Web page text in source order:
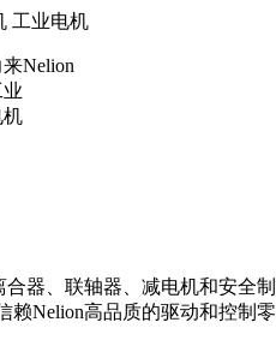
工业电机
Nelion
机
合器、联轴器、减电机和安全
赖Nelion高品质的驱动和控制